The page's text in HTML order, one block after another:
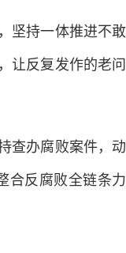
坚持一体推进不敢
让反复发作的老问
查办腐败案件，动
合反腐败全链条力